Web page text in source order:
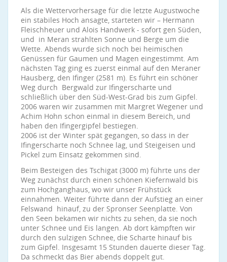
Als die Wettervorhersage für die letzte Augustwoche
ein stabiles Hoch ansagte, starteten wir – Hermann
Fleischheuer und Alois Handwerk - sofort gen Süden,
und in Meran strahlten Sonne und Berge um die
Wette. Abends wurde sich noch bei heimischen
Genüssen für Gaumen und Magen eingestimmt. Am
nächsten Tag ging es zuerst einmal auf den Meraner
Hausberg, den Ifinger (2581 m). Es führt ein schöner
Weg durch Bergwald zur Ifingerscharte und
schließlich über den Süd-West-Grad bis zum Gipfel.
2006 waren wir zusammen mit Margret Wegener und
Achim Hohn schon einmal in diesem Bereich, und
haben den Ifingergipfel bestiegen.
2006 ist der Winter spät gegangen, so dass in der
Ifingerscharte noch Schnee lag, und Steigeisen und
Pickel zum Einsatz gekommen sind.
Beim Besteigen des Tschigat (3000 m) führte uns der
Weg zunächst durch einen schönen Kiefernwald bis
zum Hochganghaus, wo wir unser Frühstück
einnahmen. Weiter führte dann der Aufstieg an einer
Felswand hinauf, zu der Spronser Seenplatte. Von
den Seen bekamen wir nichts zu sehen, da sie noch
unter Schnee und Eis langen. Ab dort kämpften wir
durch den sulzigen Schnee, die Scharte hinauf bis
zum Gipfel. Insgesamt 15 Stunden dauerte dieser Tag.
Da schmeckt das Bier abends doppelt gut.